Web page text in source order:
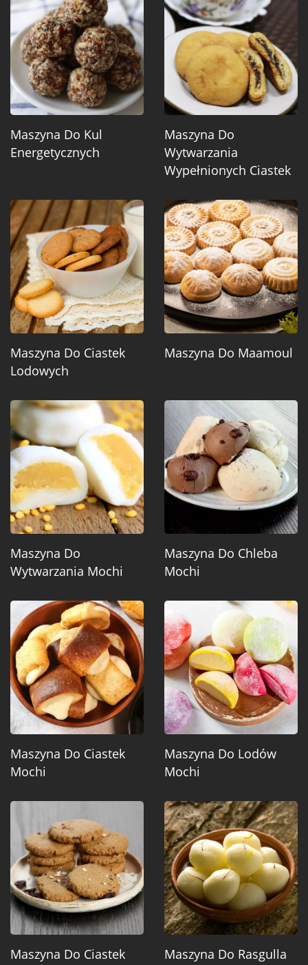
Maszyna Do Kul
Energetycznych
Maszyna Do
Wytwarzania
Wypełnionych Ciastek
Maszyna Do Ciastek
Lodowych
Maszyna Do Maamoul
Maszyna Do
Wytwarzania Mochi
Maszyna Do Chleba
Mochi
Maszyna Do Ciastek
Mochi
Maszyna Do Lodów
Mochi
Maszyna Do Ciastek
Maszyna Do Rasgulla